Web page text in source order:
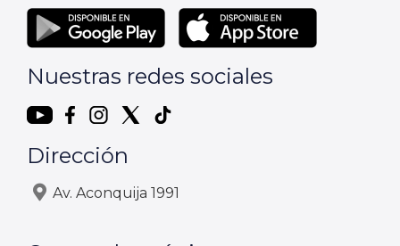
Nuestras redes sociales
Dirección
Av. Aconquija 1991